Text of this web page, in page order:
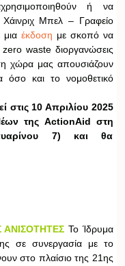
ή να
Μπελ – Γραφείο
έκδοση με σκοπό να
zero waste διοργανώσεις
χώρα μας απουσιάζουν
όσο και το νομοθετικό
στις 10 Απριλίου 2025
της ActionAid στη
7) και θα
Το Ίδρυμα
σε συνεργασία με το
στο πλαίσιο της 21ης